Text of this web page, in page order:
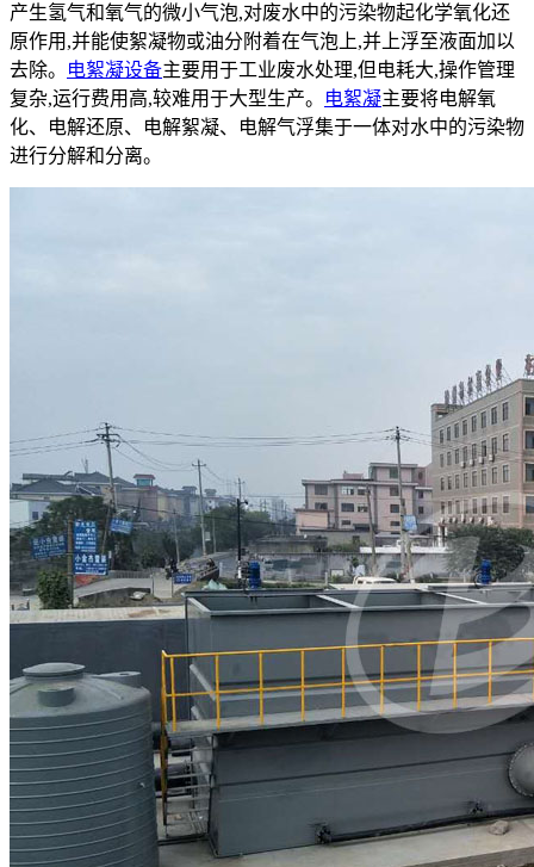
产生氢气和氧气的微小气泡,对废水中的污染物起化学氧化还
原作用,并能使絮凝物或油分附着在气泡上,并上浮至液面加以
去除。
电絮凝设备主要用于工业废水处理,但电耗大,操作管理
复杂,运行费用高,较难用于大型生产。
电絮凝主要将电解氧
化、电解还原、电解絮凝、电解气浮集于一体对水中的污染物
进行分解和分离。